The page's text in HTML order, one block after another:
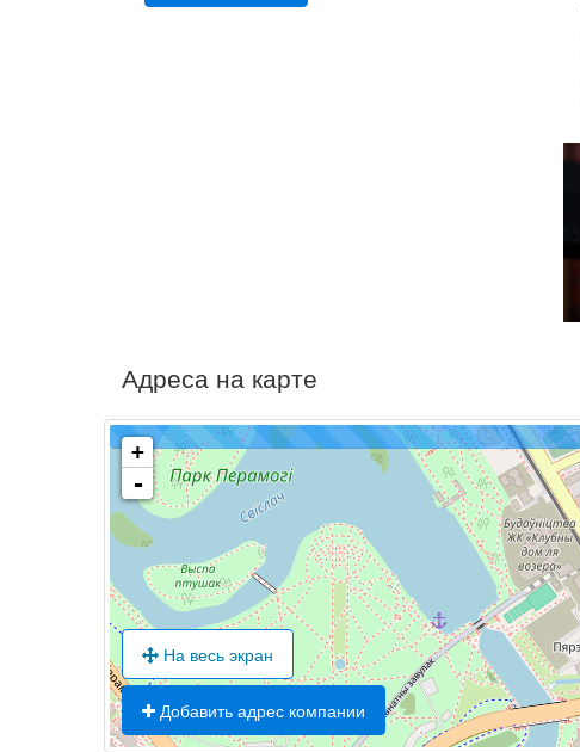
Адреса на карте
+
-
На весь экран
Добавить адрес компании